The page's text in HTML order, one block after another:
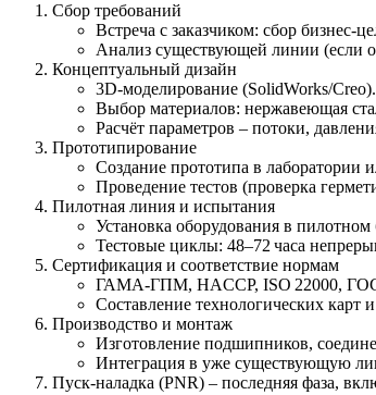
Сбор требований
Встреча с заказчиком: сбор
Анализ существующей линии (если
Концептуальный дизайн
3D‑моделирование (SolidWorks/Creo).
Выбор материалов: нержавеющая
Расчёт параметров – потоки,
Прототипирование
Создание прототипа в лаборатории
Проведение тестов (проверка
Пилотная линия и испытания
Установка оборудования в пилотном
Тестовые циклы: 48–72 часа
Сертификация и соответствие нормам
ГАМА‑ГПМ, HACCP, ISO 22000,
Составление технологических карт
Производство и монтаж
Изготовление подшипников,
Интеграция в уже существующую
Пуск‑наладка (PNR) – последняя фаза,